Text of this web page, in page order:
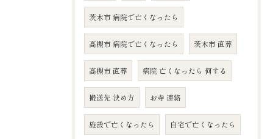
茨木市 病院で亡くなったら
高槻市 病院で亡くなったら 茨木市 直葬
高槻市 直葬 病院 亡くなったら 何する
搬送先 決め方 お寺 連絡
施設で亡くなったら 自宅で亡くなったら